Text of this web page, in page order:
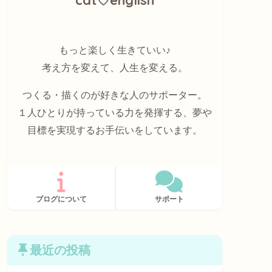
もっと楽しく生きていい♪
考え方を変えて、人生を変える。
つくる・描くのが好きな人のサポーター。
１人ひとりが持っている力を発揮する、夢や
目標を実現するお手伝いをしています。
ブログについて サポート
最近の投稿